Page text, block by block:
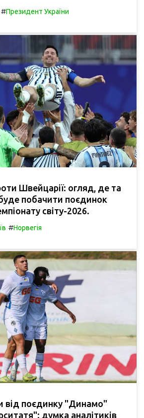
#Президент України
Швейцарії: огляд, де та
побачити поєдинок
світу-2026.
#Норвегія
від поєдинку "Динамо"
думка аналітиків